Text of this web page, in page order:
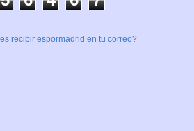
recibir espormadrid en tu correo?